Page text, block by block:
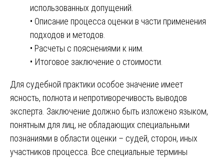
использованных допущений.
• Описание процесса оценки в части применения
подходов и методов.
• Расчеты с пояснениями к ним.
• Итоговое заключение о стоимости.
Для судебной практики особое значение имеет
ясность, полнота и непротиворечивость выводов
эксперта. Заключение должно быть изложено языком,
понятным для лиц, не обладающих специальными
познаниями в области оценки – судей, сторон, иных
участников процесса. Все специальные термины